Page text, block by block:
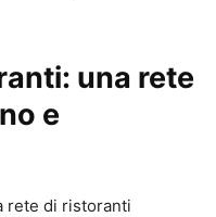
una rete
e
rete di ristoranti